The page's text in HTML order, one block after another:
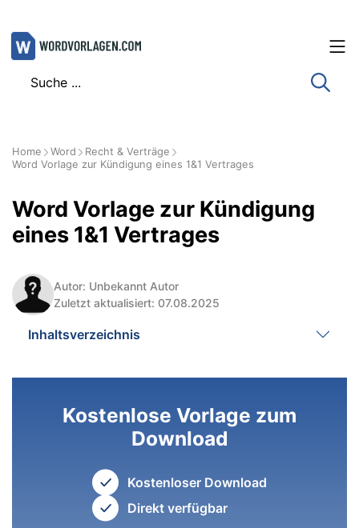
Zum
Inhalt
Home Word
Recht & Verträge
Word Vorlage zur Kündigung eines 1&1 Vertrages
Word Vorlage zur Kündigung
eines 1&1 Vertrages
Autor: Unbekannt Autor
Zuletzt aktualisiert: 07.08.2025
Inhaltsverzeichnis
Kostenlose Vorlage zum
Download
Kostenloser Download
Direkt verfügbar